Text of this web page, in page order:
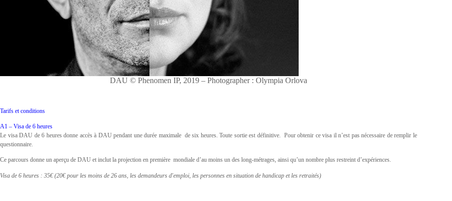
DAU © Phenomen IP, 2019 – Photographer : Olympia Orlova
Tarifs et conditions
A1 – Visa de 6 heures
Le visa DAU de 6 heures donne accès à DAU pendant une durée maximale de six heures. Toute sortie est définitive. Pour obtenir ce visa il n’est pas nécessaire de remplir le
questionnaire.
Ce parcours donne un aperçu de DAU et inclut la projection en première mondiale d’au moins un des long-métrages, ainsi qu’un nombre plus restreint d’expériences.
Visa de 6 heures : 35€ (20€ pour les moins de 26 ans, les demandeurs d'emploi, les personnes en situation de handicap et les retraités)